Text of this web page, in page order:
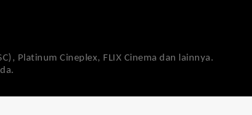
Platinum Cineplex, FLIX Cinema dan lainnya.